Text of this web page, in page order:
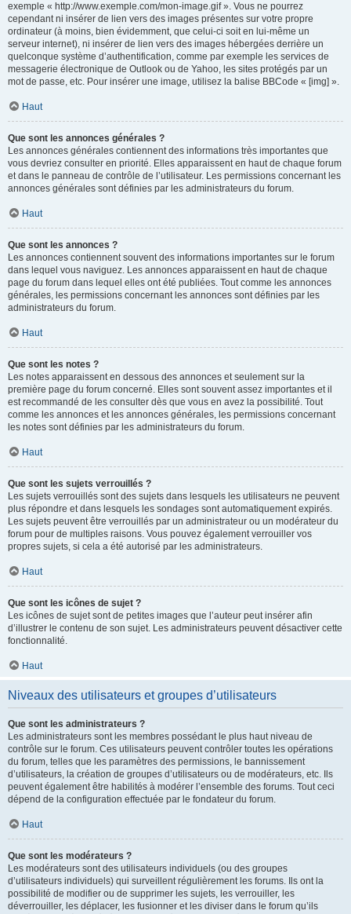
exemple « http://www.exemple.com/mon-image.gif ». Vous ne pourrez
cependant ni insérer de lien vers des images présentes sur votre propre
ordinateur (à moins, bien évidemment, que celui-ci soit en lui-même un
serveur internet), ni insérer de lien vers des images hébergées derrière un
quelconque système d’authentification, comme par exemple les services de
messagerie électronique de Outlook ou de Yahoo, les sites protégés par un
mot de passe, etc. Pour insérer une image, utilisez la balise BBCode « [img] ».
Haut
Que sont les annonces générales ?
Les annonces générales contiennent des informations très importantes que
vous devriez consulter en priorité. Elles apparaissent en haut de chaque forum
et dans le panneau de contrôle de l’utilisateur. Les permissions concernant les
annonces générales sont définies par les administrateurs du forum.
Haut
Que sont les annonces ?
Les annonces contiennent souvent des informations importantes sur le forum
dans lequel vous naviguez. Les annonces apparaissent en haut de chaque
page du forum dans lequel elles ont été publiées. Tout comme les annonces
générales, les permissions concernant les annonces sont définies par les
administrateurs du forum.
Haut
Que sont les notes ?
Les notes apparaissent en dessous des annonces et seulement sur la
première page du forum concerné. Elles sont souvent assez importantes et il
est recommandé de les consulter dès que vous en avez la possibilité. Tout
comme les annonces et les annonces générales, les permissions concernant
les notes sont définies par les administrateurs du forum.
Haut
Que sont les sujets verrouillés ?
Les sujets verrouillés sont des sujets dans lesquels les utilisateurs ne peuvent
plus répondre et dans lesquels les sondages sont automatiquement expirés.
Les sujets peuvent être verrouillés par un administrateur ou un modérateur du
forum pour de multiples raisons. Vous pouvez également verrouiller vos
propres sujets, si cela a été autorisé par les administrateurs.
Haut
Que sont les icônes de sujet ?
Les icônes de sujet sont de petites images que l’auteur peut insérer afin
d’illustrer le contenu de son sujet. Les administrateurs peuvent désactiver cette
fonctionnalité.
Haut
Niveaux des utilisateurs et groupes d’utilisateurs
Que sont les administrateurs ?
Les administrateurs sont les membres possédant le plus haut niveau de
contrôle sur le forum. Ces utilisateurs peuvent contrôler toutes les opérations
du forum, telles que les paramètres des permissions, le bannissement
d’utilisateurs, la création de groupes d’utilisateurs ou de modérateurs, etc. Ils
peuvent également être habilités à modérer l’ensemble des forums. Tout ceci
dépend de la configuration effectuée par le fondateur du forum.
Haut
Que sont les modérateurs ?
Les modérateurs sont des utilisateurs individuels (ou des groupes
d’utilisateurs individuels) qui surveillent régulièrement les forums. Ils ont la
possibilité de modifier ou de supprimer les sujets, les verrouiller, les
déverrouiller, les déplacer, les fusionner et les diviser dans le forum qu’ils